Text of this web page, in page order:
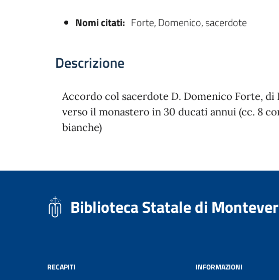
Nomi citati: Forte, Domenico, sacerdote
Descrizione
Accordo col sacerdote D. Domenico Forte, di
verso il monastero in 30 ducati annui (cc. 8
bianche)
Biblioteca Statale di
RECAPITI INFORMAZIONI